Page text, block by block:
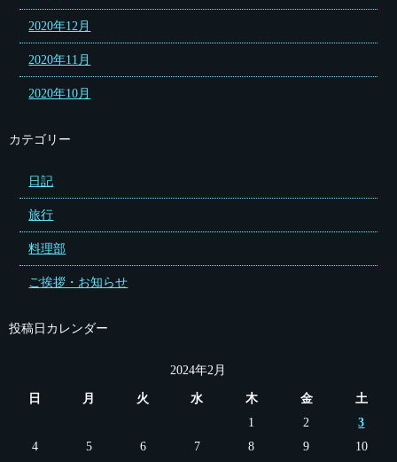
2020年12月
2020年11月
2020年10月
カテゴリー
日記
旅行
料理部
ご挨拶・お知らせ
投稿日カレンダー
2024年2月
日 月 火 水 木 金 土
1 2
3
4
5 6 7 8 9
10